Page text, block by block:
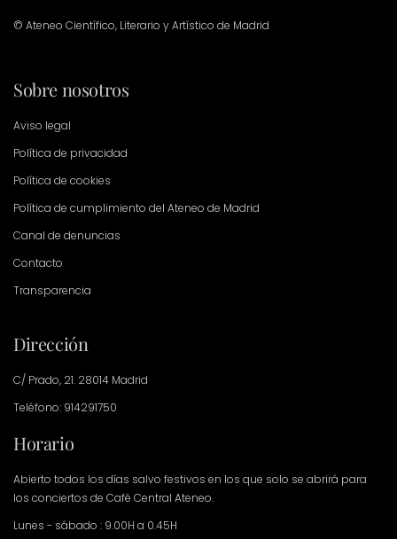
© Ateneo Científico, Literario y Artístico de Madrid
Sobre nosotros
Aviso legal
Política de privacidad
Política de cookies
Política de cumplimiento del Ateneo de Madrid
Canal de denuncias
Contacto
Transparencia
Dirección
C/ Prado, 21. 28014 Madrid
Teléfono: 914291750
Horario
Abierto todos los días salvo festivos en los que solo se abrirá para
los conciertos de Café Central Ateneo.
Lunes - sábado : 9.00H a 0.45H